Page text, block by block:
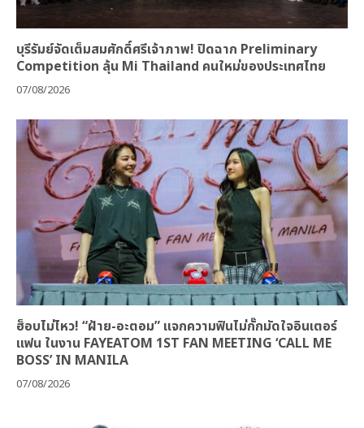
บุรีรัมย์จัดเต็มสมศักดิ์ศรีเจ้าภาพ! ปิดฉาก Preliminary
Competition ลุ้น Mi Thailand คนใหม่ของประเทศไทย
07/08/2026
ฮ็อบไม่ไหว! “ฝ้าย-อะตอม” แจกความฟินไม่กั๊กมัดใจอินเตอร์
แฟน ในงาน FAYEATOM 1ST FAN MEETING ‘CALL ME
BOSS’ IN MANILA
07/08/2026